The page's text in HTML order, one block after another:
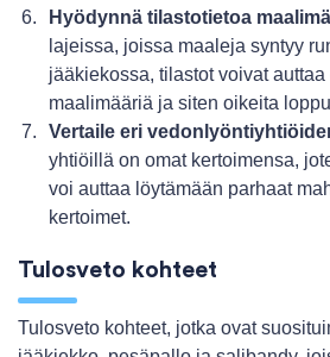
Hyödynnä tilastotietoa
lajeissa, joissa maaleja syntyy
jääkiekossa, tilastot voivat
maalimääriä ja siten oikeita
Vertaile eri
yhtiöillä on omat kertoimensa,
voi auttaa löytämään parhaat
kertoimet.
Tulosveto kohteet
Tulosveto kohteet, jotka ovat